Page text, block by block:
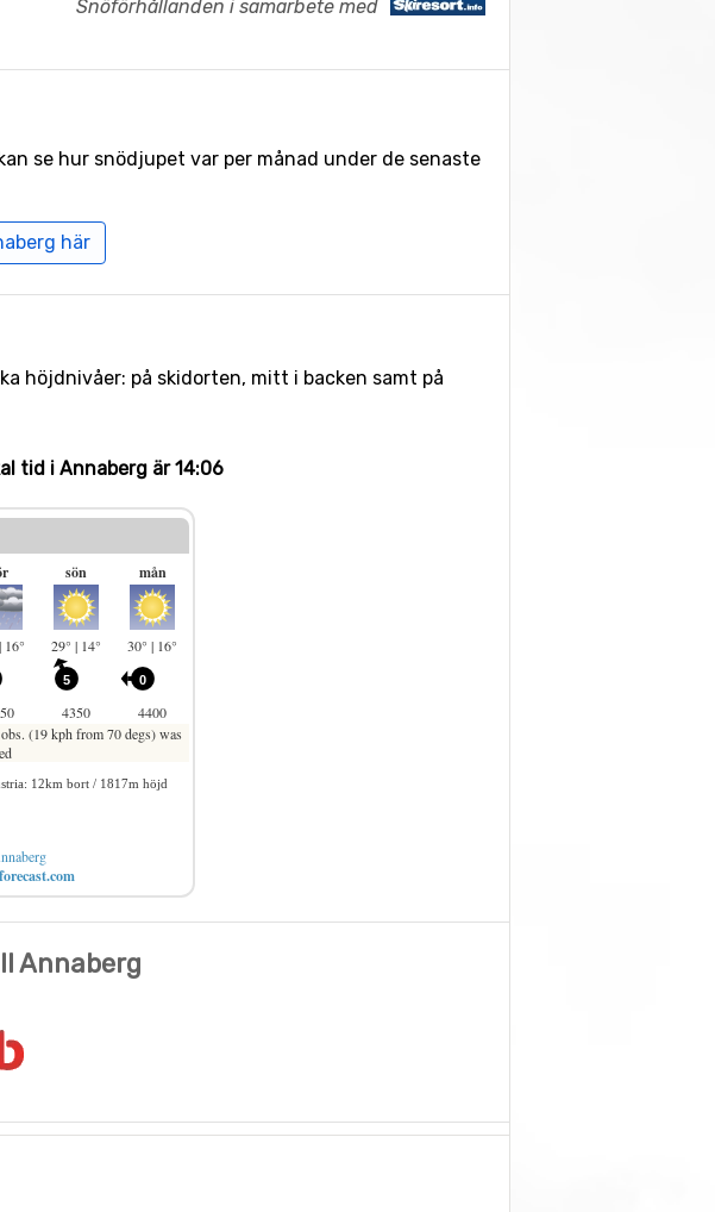
Snöförhållanden i samarbete med
se hur snödjupet var per månad under de senaste
här
höjdnivåer: på skidorten, mitt i backen samt på
tid i Annaberg är 14:06
Annaberg